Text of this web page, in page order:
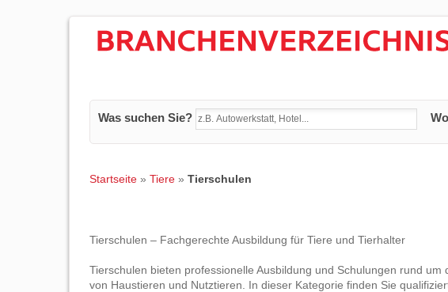
Was suchen Sie?
Startseite » Tiere » Tierschulen
Tierschulen – Fachgerechte Ausbildung für Tiere und Tierhalter
Tierschulen bieten professionelle Ausbildung und Schulungen rund
von Haustieren und Nutztieren. In dieser Kategorie finden Sie